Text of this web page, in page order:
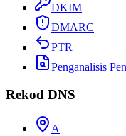
DKIM
DMARC
PTR
Penganalisis
Rekod DNS
A